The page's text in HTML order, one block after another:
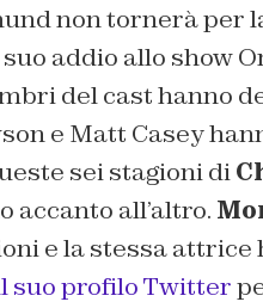
non tornerà per
addio allo show
del cast hanno
e Matt Casey
sei stagioni di
accanto all’altro.
e la stessa
suo profilo Twitter